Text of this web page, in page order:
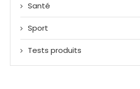
Santé
Sport
Tests produits